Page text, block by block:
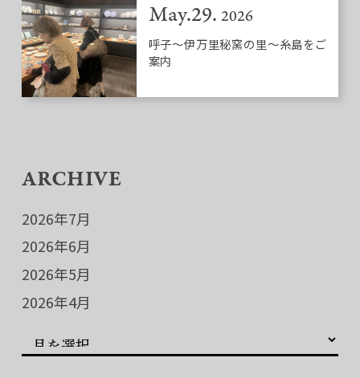
May.29. 2026
呼子～伊万里秘窯の里～糸島をご
案内
ARCHIVE
2026年7月
2026年6月
2026年5月
2026年4月